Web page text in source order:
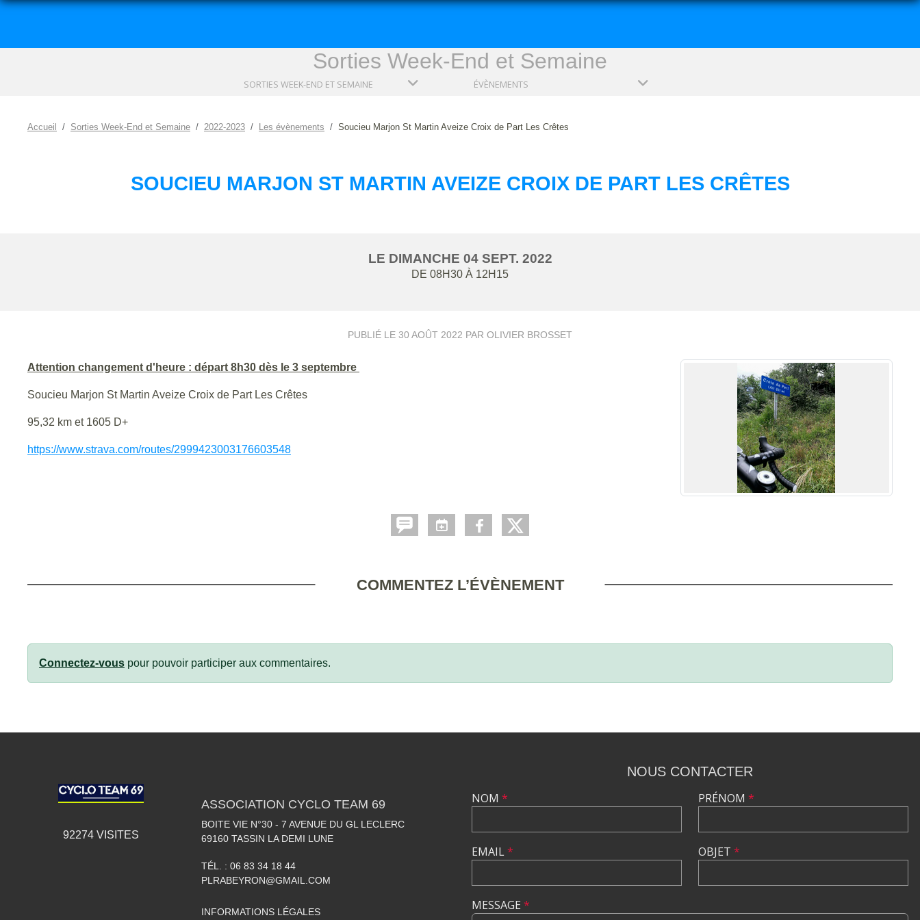
Sorties Week-End et Semaine
SORTIES WEEK-END ET SEMAINE ÉVÈNEMENTS
Accueil Sorties Week-End et Semaine 2022-2023 Les évènements Soucieu Marjon St Martin Aveize Croix de Part Les Crêtes
SOUCIEU MARJON ST MARTIN AVEIZE CROIX DE PART LES CRÊTES
LE DIMANCHE 04 SEPT. 2022
DE 08H30 À 12H15
PUBLIÉ LE 30 AOÛT 2022 PAR OLIVIER BROSSET
Attention changement d'heure : départ 8h30 dès le 3 septembre
Soucieu Marjon St Martin Aveize Croix de Part Les Crêtes
95,32 km et 1605 D+
https://www.strava.com/routes/2999423003176603548
COMMENTEZ L’ÉVÈNEMENT
Connectez-vous pour pouvoir participer aux commentaires.
92274VISITES
ASSOCIATION CYCLO TEAM 69
BOITE VIE N°30 - 7 AVENUE DU GL LECLERC
69160 TASSIN LA DEMI LUNE
TÉL. : 06 83 34 18 44
PLRABEYRON@GMAIL.COM
INFORMATIONS LÉGALES
NOUS CONTACTER
NOM *
EMAIL*
PRÉNOM *
OBJET *
MESSAGE *